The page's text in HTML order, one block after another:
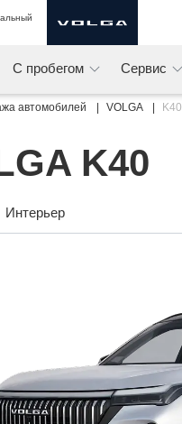
С пробегом Сервис
автомобилей VOLGA K40
K40
Интерьер